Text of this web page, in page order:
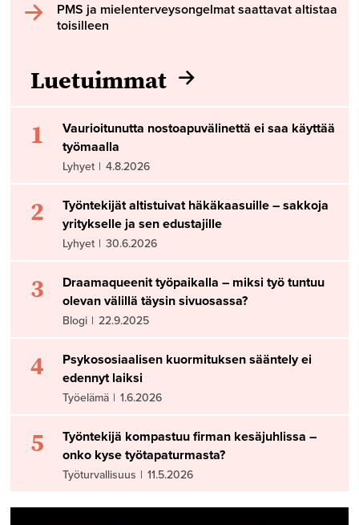
PMS ja mielenterveysongelmat saattavat altistaa
toisilleen
Luetuimmat
1
Vaurioitunutta nostoapuvälinettä ei saa käyttää
työmaalla
Lyhyet | 4.8.2026
2
Työntekijät altistuivat häkäkaasuille – sakkoja
yritykselle ja sen edustajille
Lyhyet | 30.6.2026
3
Draamaqueenit työpaikalla – miksi työ tuntuu
olevan välillä täysin sivuosassa?
Blogi | 22.9.2025
4
Psykososiaalisen kuormituksen sääntely ei
edennyt laiksi
Työelämä | 1.6.2026
5
Työntekijä kompastuu firman kesäjuhlissa –
onko kyse työtapaturmasta?
Työturvallisuus | 11.5.2026